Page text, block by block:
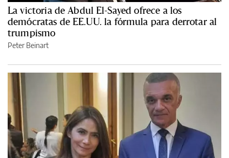
La victoria de Abdul El-Sayed ofrece a los
demócratas de EE.UU. la fórmula para derrotar al
trumpismo
Peter Beinart